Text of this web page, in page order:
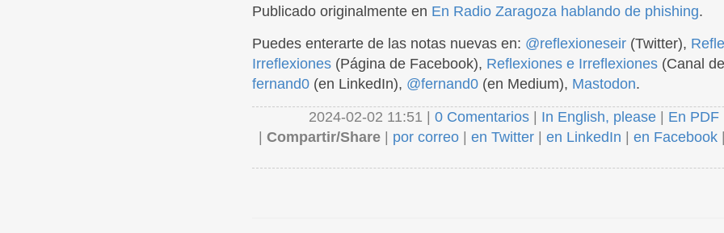
Publicado originalmente en En Radio Zaragoza hablando de phishing.
Puedes enterarte de las notas nuevas en: @reflexioneseir (Twitter),
Irreflexiones (Página de Facebook), Reflexiones e Irreflexiones (Canal
fernand0 (en LinkedIn), @fernand0 (en Medium), Mastodon.
2024-02-02 11:51 | 0 Comentarios In English, please En PDF
Compartir/Share por correo en Twitter en LinkedIn en Facebook